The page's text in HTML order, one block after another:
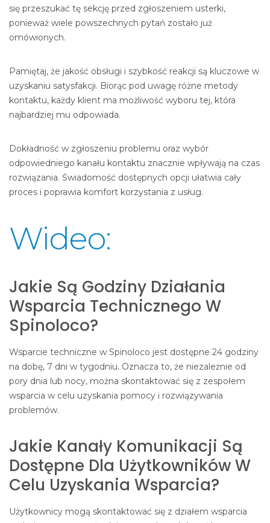
się przeszukać tę sekcję przed zgłoszeniem usterki,
ponieważ wiele powszechnych pytań zostało już
omówionych.
Pamiętaj, że jakość obsługi i szybkość reakcji są kluczowe w
uzyskaniu satysfakcji. Biorąc pod uwagę różne metody
kontaktu, każdy klient ma możliwość wyboru tej, która
najbardziej mu odpowiada.
Dokładność w zgłoszeniu problemu oraz wybór
odpowiedniego kanału kontaktu znacznie wpływają na czas
rozwiązania. Świadomość dostępnych opcji ułatwia cały
proces i poprawia komfort korzystania z usług.
Wideo:
Jakie Są Godziny Działania
Wsparcia Technicznego W
Spinoloco?
Wsparcie techniczne w Spinoloco jest dostępne 24 godziny
na dobę, 7 dni w tygodniu. Oznacza to, że niezależnie od
pory dnia lub nocy, można skontaktować się z zespołem
wsparcia w celu uzyskania pomocy i rozwiązywania
problemów.
Jakie Kanały Komunikacji Są
Dostępne Dla Użytkowników W
Celu Uzyskania Wsparcia?
Użytkownicy mogą skontaktować się z działem wsparcia